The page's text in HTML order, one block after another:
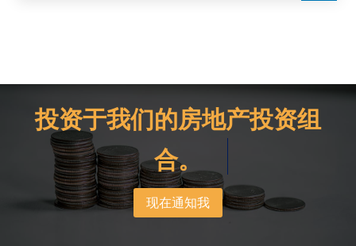
投资于我们的房地产投资组
合。
现在通知我